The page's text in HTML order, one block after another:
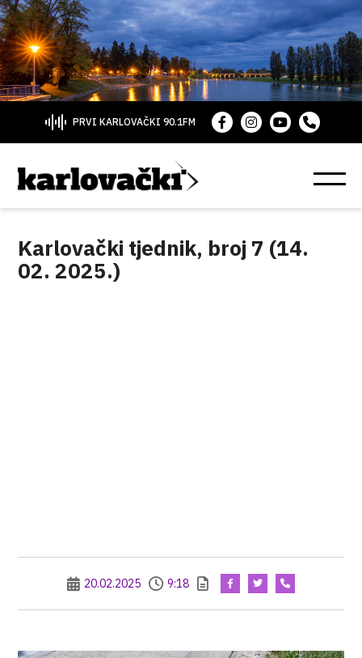
PRVI KARLOVAČKI 90.1FM
Karlovački tjednik, broj 7 (14.
02. 2025.)
20.02.2025 9:18